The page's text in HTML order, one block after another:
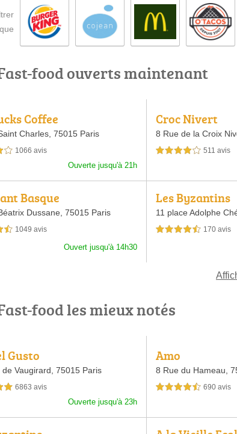
food ouverts maintenant
Coffee
Charles, 75015 Paris
5 1066 avis
Ouverte jusqu'à 21h
Croc Nivert
8 Rue de la Croix
4,0 étoiles sur 5 511 avis
Basque
Dussane, 75015 Paris
5 1049 avis
Ouvert jusqu'à 14h30
Les Byzantins
11 place Adolphe
4,5 étoiles sur 5 170 avis
food les mieux notés
Gusto
Vaugirard, 75015 Paris
5 6863 avis
Ouverte jusqu'à 23h
Amo
8 Rue du Hameau,
4,5 étoiles sur 5 690 avis